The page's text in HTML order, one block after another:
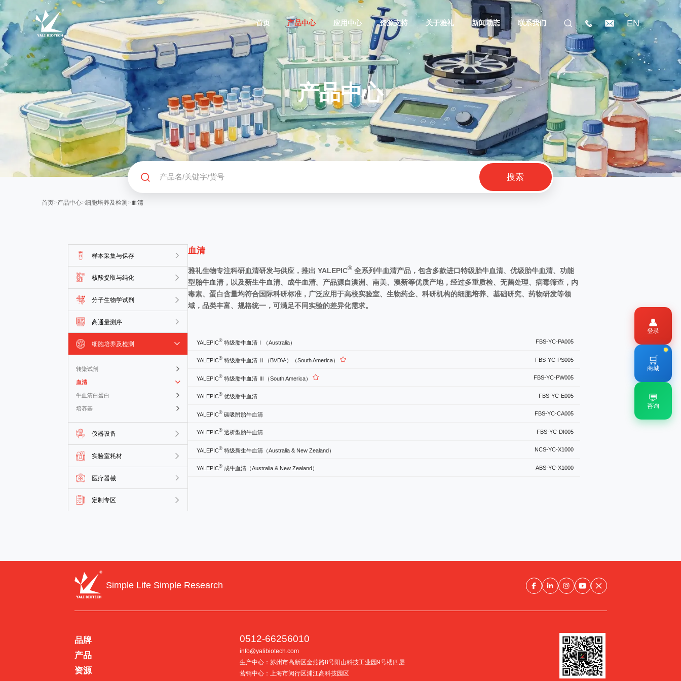
首页 产品中心 应用中心 资源支持 关于雅礼 新闻动态 联系我们 EN
产品中心
搜索
首页>产品中心>细胞培养及检测>血清
样本采集与保存
核酸提取与纯化
分子生物学试剂
高通量测序
细胞培养及检测
转染试剂
血清
牛血清白蛋白
培养基
仪器设备
实验室耗材
医疗器械
定制专区
血清
雅礼生物专注科研血清研发与供应，推出 YALEPIC®全系列牛血清产品，包含多款进口特级胎牛血清、优级胎牛血清、功能
型胎牛血清，以及新生牛血清、成牛血清。产品源自澳洲、南美、澳新等优质产地，经过多重质检、无菌处理、病毒筛查，内
毒素、蛋白含量均符合国际科研标准，广泛应用于高校实验室、生物药企、科研机构的细胞培养、基础研究、药物研发等领
域，品类丰富、规格统一，可满足不同实验的差异化需求。
YALEPIC®特级胎牛血清Ⅰ（Australia） FBS-YC-PA005
YALEPIC®特级胎牛血清 Ⅱ（BVDV-）（South America） FBS-YC-PS005
YALEPIC®特级胎牛血清 Ⅲ（South America） FBS-YC-PW005
YALEPIC®优级胎牛血清 FBS-YC-E005
YALEPIC®碳吸附胎牛血清 FBS-YC-CA005
YALEPIC®透析型胎牛血清 FBS-YC-DI005
YALEPIC®特级新生牛血清（Australia & New Zealand） NCS-YC-X1000
YALEPIC®成牛血清（Australia & New Zealand） ABS-YC-X1000
Simple Life Simple Research
品牌
产品
资源
0512-66256010
info@yalibiotech.com
生产中心：苏州市高新区金燕路8号阳山科技工业园9号楼四层
营销中心：上海市闵行区浦江高科技园区
👤
登录
🛒
商城
💬
咨询